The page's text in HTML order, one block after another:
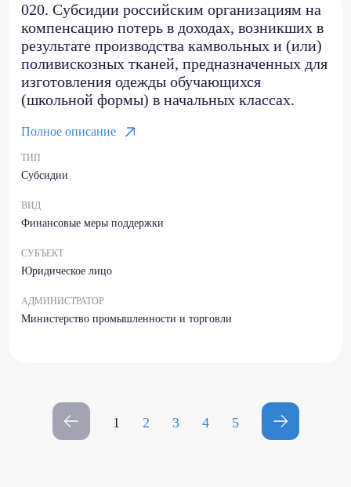
020. Субсидии российским организациям на
компенсацию потерь в доходах, возникших в
результате производства камвольных и (или)
поливискозных тканей, предназначенных для
изготовления одежды обучающихся
(школьной формы) в начальных классах.
Полное описание
ТИП
Субсидии
ВИД
Финансовые меры поддержки
СУБЪЕКТ
Юридическое лицо
АДМИНИСТРАТОР
Министерство промышленности и торговли
1 2 3 4 5